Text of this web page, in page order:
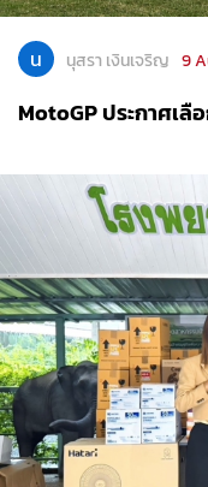
น นุสรา เงินเจริญ 9
MotoGP ประกาศเลื